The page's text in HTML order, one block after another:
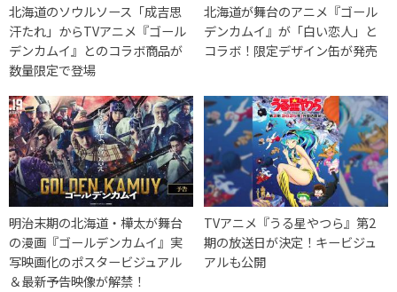
北海道のソウルソース「成吉思
汗たれ」からTVアニメ『ゴール
デンカムイ』とのコラボ商品が
数量限定で登場
北海道が舞台のアニメ『ゴール
デンカムイ』が「白い恋人」と
コラボ！限定デザイン缶が発売
明治末期の北海道・樺太が舞台
の漫画『ゴールデンカムイ』実
写映画化のポスタービジュアル
＆最新予告映像が解禁！
TVアニメ『うる星やつら』第2
期の放送日が決定！キービジュ
アルも公開